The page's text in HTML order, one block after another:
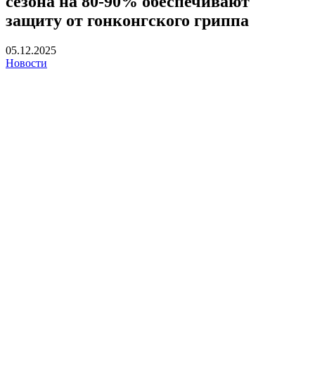
защиту от гонконгского гриппа
05.12.2025
Новости